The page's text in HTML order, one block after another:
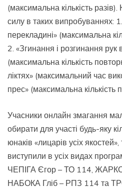
(максимальна кількість
силу в таких випробуваннях:
перекладині» (максимальна
2. «Згинання і розгинання рук
(максимальна кількість
ліктях» (максимальний час
прес» (максимальна кількість
Учасники онлайн змагання
обирати для участі будь-яку
юнаків «лицарів усіх якостей»,
виступили в усіх видах
ЧЕПІГА Єгор – ТО 114,
НАБОКА Гліб – РПЗ 114 та